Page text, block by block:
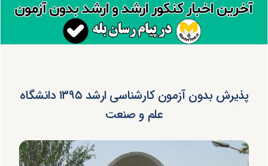
پذیرش بدون آزمون کارشناسی ارشد ۱۳۹۵ دانشگاه
علم و صنعت